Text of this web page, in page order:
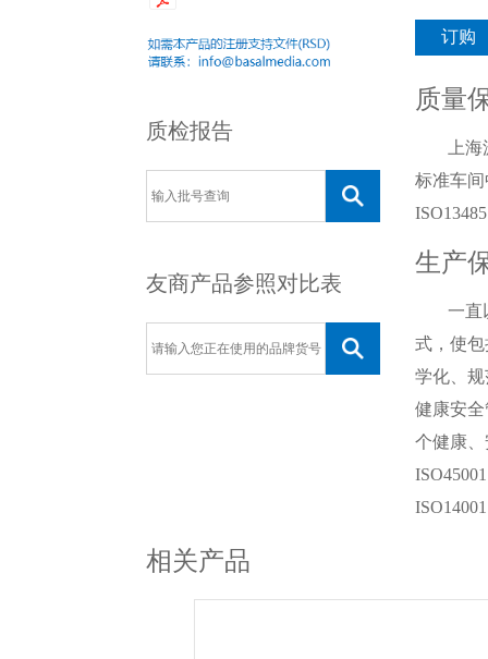
质检报告
友商产品参照对比表
订购
质量
上
标准车间
生产
一直
式，使
学化、
健康安
个健康
相关产品